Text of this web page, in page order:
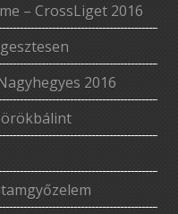
– CrossLiget 2016
2016